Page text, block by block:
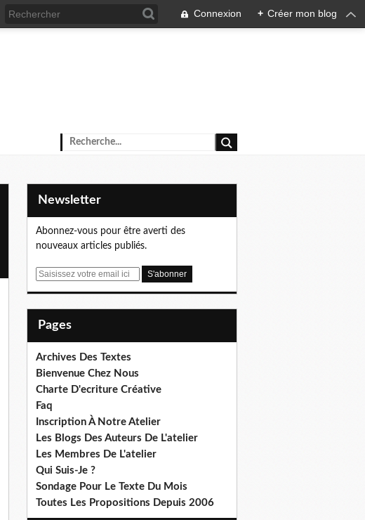
Connexion + Créer mon blog
Newsletter
Abonnez-vous pour être averti des
nouveaux articles publiés.
E
Pages
Archives Des Textes
Bienvenue Chez Nous
Charte D'ecriture Créative
Faq
Inscription À Notre Atelier
Les Blogs Des Auteurs De L'atelier
Les Membres De L'atelier
Qui Suis-Je ?
Sondage Pour Le Texte Du Mois
Toutes Les Propositions Depuis 2006